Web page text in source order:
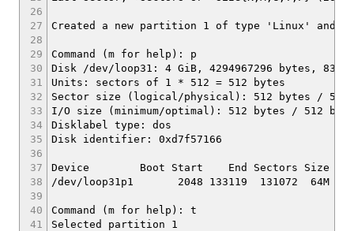
26
27
28
29
30
31
32
33
34
35
36
37
38
39
40
41
Created a new partition 1 of type 'Linux' and
Command (m for help): p
Disk /dev/loop31: 4 GiB, 4294967296 bytes,
Units: sectors of 1 * 512 = 512 bytes
Sector size (logical/physical): 512 bytes / 512
I/O size (minimum/optimal): 512 bytes / 512
Disklabel type: dos
Disk identifier: 0xd7f57166
Device Boot Start End Sectors Size Id
/dev/loop31p1 2048 133119 131072 64M 83
Command (m for help): t
Selected partition 1